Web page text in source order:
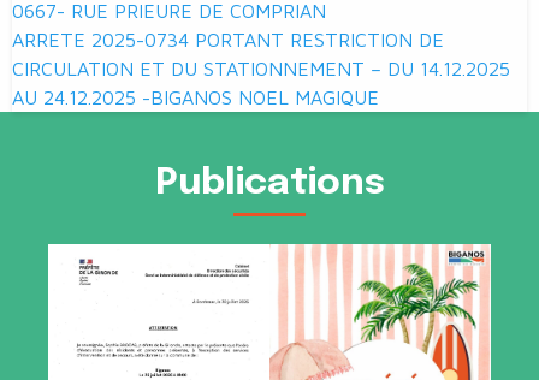
de
l’article
0667- RUE PRIEURE DE COMPRIAN
ARRETE 2025-0734 PORTANT RESTRICTION DE
CIRCULATION ET DU STATIONNEMENT – DU 14.12.2025
AU 24.12.2025 -BIGANOS NOEL MAGIQUE
Publications